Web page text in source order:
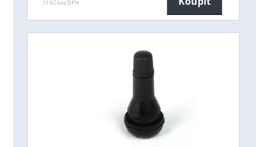
11 Kč bez DPH